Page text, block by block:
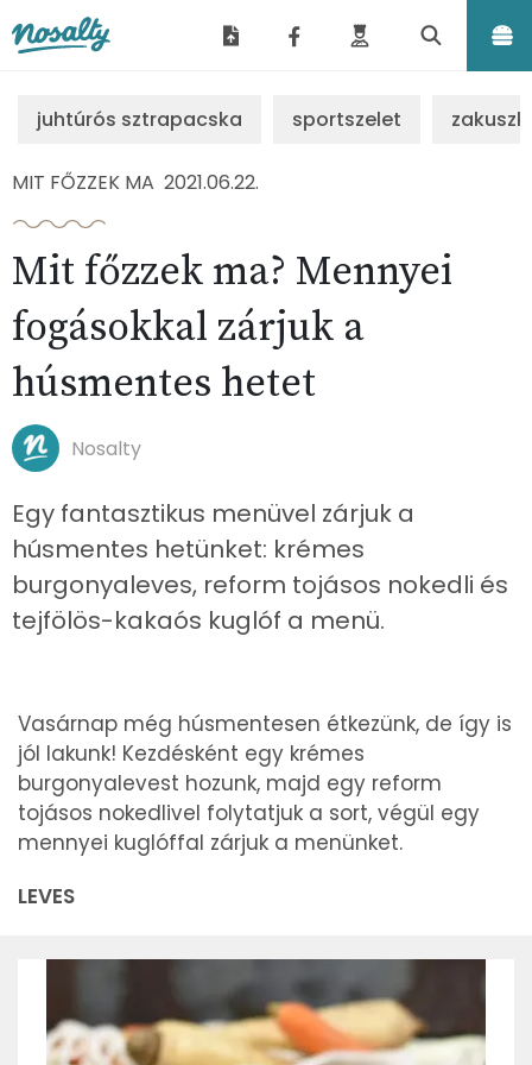
juhtúrós sztrapacska sportszelet
MIT FŐZZEK MA 2021.06.22.
Mit főzzek ma? Mennyei
fogásokkal zárjuk a
húsmentes hetet
Nosalty
Egy fantasztikus menüvel zárjuk a
húsmentes hetünket: krémes
burgonyaleves, reform tojásos nokedli és
tejfölös-kakaós kuglóf a menü.
Vasárnap még húsmentesen étkezünk, de így is
jól lakunk! Kezdésként egy krémes
burgonyalevest hozunk, majd egy reform
tojásos nokedlivel folytatjuk a sort, végül egy
mennyei kuglóffal zárjuk a menünket.
LEVES